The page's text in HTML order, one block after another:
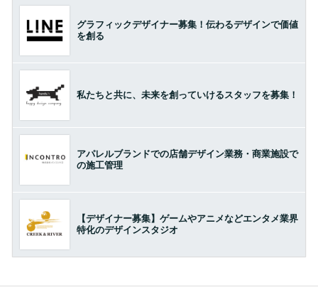
グラフィックデザイナー募集！伝わるデザインで価値
を創る
私たちと共に、未来を創っていけるスタッフを募集！
アパレルブランドでの店舗デザイン業務・商業施設で
の施工管理
【デザイナー募集】ゲームやアニメなどエンタメ業界
特化のデザインスタジオ